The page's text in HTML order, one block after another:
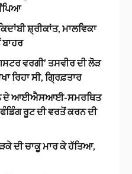
ਸ਼੍ਰੀਕਾਂਤ, ਮਾਲਵਿਕਾ
ਵਰਗੀ’ ਤਸਵੀਰ ਦੀ ਲੋੜ
ਰਿਹਾ ਸੀ, ਗ੍ਰਿਫ਼ਤਾਰ
ਦੇ ਆਈਐਸਆਈ-ਸਮਰਥਿਤ
ਰੂਟ ਦੀ ਵਰਤੋਂ ਕਰਨ ਦੀ
ਦੀ ਚਾਕੂ ਮਾਰ ਕੇ ਹੱਤਿਆ,